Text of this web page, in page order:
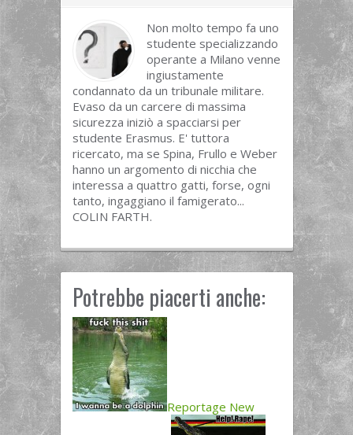
Non molto tempo fa uno
studente specializzando
operante a Milano venne
ingiustamente
condannato da un tribunale militare.
Evaso da un carcere di massima
sicurezza iniziò a spacciarsi per
studente Erasmus. E' tuttora
ricercato, ma se Spina, Frullo e Weber
hanno un argomento di nicchia che
interessa a quattro gatti, forse, ogni
tanto, ingaggiano il famigerato...
COLIN FARTH.
Potrebbe piacerti anche:
Reportage New